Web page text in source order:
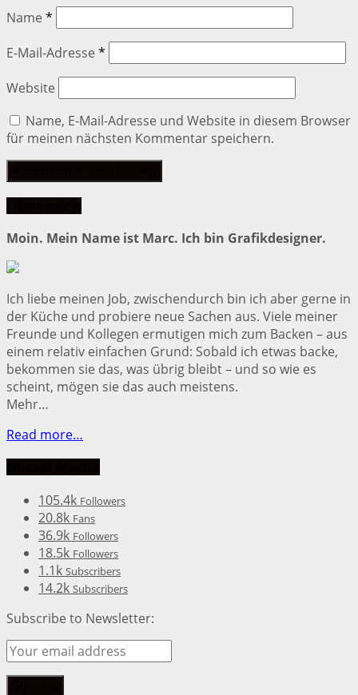
Name *
E-Mail-Adresse *
Website
Name, E-Mail-Adresse und Website in diesem Browser
für meinen nächsten Kommentar speichern.
Moin. Mein Name ist Marc. Ich bin Grafikdesigner.
Ich liebe meinen Job, zwischendurch bin ich aber gerne in
der Küche und probiere neue Sachen aus. Viele meiner
Freunde und Kollegen ermutigen mich zum Backen – aus
einem relativ einfachen Grund: Sobald ich etwas backe,
bekommen sie das, was übrig bleibt – und so wie es
scheint, mögen sie das auch meistens.
Mehr…
Read more…
105.4k Followers
20.8k Fans
36.9k Followers
18.5k Followers
1.1k Subscribers
14.2k Subscribers
Subscribe to Newsletter: